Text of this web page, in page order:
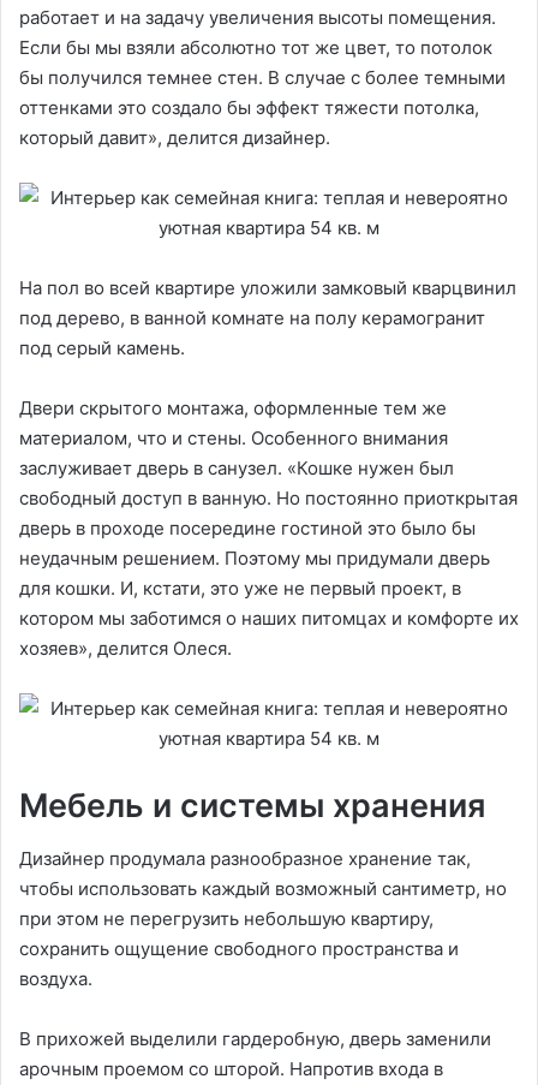
работает и на задачу увеличения высоты помещения.
Если бы мы взяли абсолютно тот же цвет, то потолок
бы получился темнее стен. В случае с более темными
оттенками это создало бы эффект тяжести потолка,
который давит», делится дизайнер.
На пол во всей квартире уложили замковый кварцвинил
под дерево, в ванной комнате на полу керамогранит
под серый камень.
Двери скрытого монтажа, оформленные тем же
материалом, что и стены. Особенного внимания
заслуживает дверь в санузел. «Кошке нужен был
свободный доступ в ванную. Но постоянно приоткрытая
дверь в проходе посередине гостиной это было бы
неудачным решением. Поэтому мы придумали дверь
для кошки. И, кстати, это уже не первый проект, в
котором мы заботимся о наших питомцах и комфорте их
хозяев», делится Олеся.
Мебель и системы хранения
Дизайнер продумала разнообразное хранение так,
чтобы использовать каждый возможный сантиметр, но
при этом не перегрузить небольшую квартиру,
сохранить ощущение свободного пространства и
воздуха.
В прихожей выделили гардеробную, дверь заменили
арочным проемом со шторой. Напротив входа в